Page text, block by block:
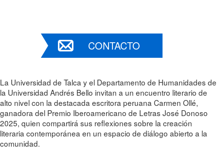
CONTACTO
La Universidad de Talca y el Departamento de Humanidades de
la Universidad Andrés Bello invitan a un encuentro literario de
alto nivel con la destacada escritora peruana Carmen Ollé,
ganadora del Premio Iberoamericano de Letras José Donoso
2025, quien compartirá sus reflexiones sobre la creación
literaria contemporánea en un espacio de diálogo abierto a la
comunidad.